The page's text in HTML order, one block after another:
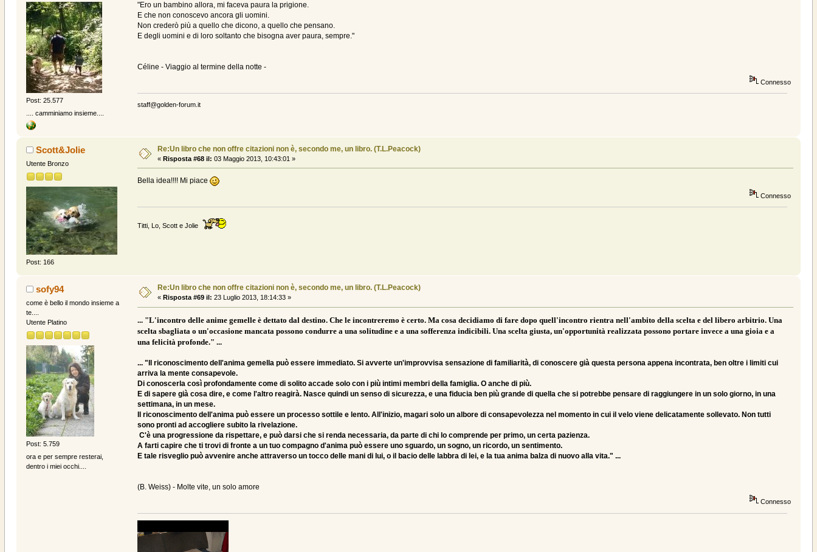
Post: 25.577
.... camminiamo insieme....
"Ero un bambino allora, mi faceva paura la prigione.
E che non conoscevo ancora gli uomini.
Non crederò più a quello che dicono, a quello che pensano.
E degli uomini e di loro soltanto che bisogna aver paura, sempre."
Céline - Viaggio al termine della notte -
Connesso
staff@golden-forum.it
Scott&Jolie
Utente Bronzo
Post: 166
Re:Un libro che non offre citazioni non è, secondo me, un libro. (T.L.Peacock)
« Risposta #68 il: 03 Maggio 2013, 10:43:01 »
Bella idea!!!! Mi piace
Connesso
Titti, Lo, Scott e Jolie
sofy94
come è bello il mondo insieme a
te....
Utente Platino
Post: 5.759
ora e per sempre resterai,
dentro i miei occhi....
Re:Un libro che non offre citazioni non è, secondo me, un libro. (T.L.Peacock)
« Risposta #69 il: 23 Luglio 2013, 18:14:33 »
... "L'incontro delle anime gemelle è dettato dal destino. Che le incontreremo è certo. Ma cosa decidiamo di fare dopo quell'incontro rientra nell'ambito della scelta e del libero arbitrio. Una
scelta sbagliata o un'occasione mancata possono condurre a una solitudine e a una sofferenza indicibili. Una scelta giusta, un'opportunità realizzata possono portare invece a una gioia e a
una felicità profonde." ...
... "Il riconoscimento dell'anima gemella può essere immediato. Si avverte un'improvvisa sensazione di familiarità, di conoscere già questa persona appena incontrata, ben oltre i limiti cui
arriva la mente consapevole.
Di conoscerla così profondamente come di solito accade solo con i più intimi membri della famiglia. O anche di più.
E di sapere già cosa dire, e come l'altro reagirà. Nasce quindi un senso di sicurezza, e una fiducia ben più grande di quella che si potrebbe pensare di raggiungere in un solo giorno, in una
settimana, in un mese.
Il riconoscimento dell'anima può essere un processo sottile e lento. All'inizio, magari solo un albore di consapevolezza nel momento in cui il velo viene delicatamente sollevato. Non tutti
sono pronti ad accogliere subito la rivelazione.
C'è una progressione da rispettare, e può darsi che si renda necessaria, da parte di chi lo comprende per primo, un certa pazienza.
A farti capire che ti trovi di fronte a un tuo compagno d'anima può essere uno sguardo, un sogno, un ricordo, un sentimento.
E tale risveglio può avvenire anche attraverso un tocco delle mani di lui, o il bacio delle labbra di lei, e la tua anima balza di nuovo alla vita." ...
(B. Weiss) - Molte vite, un solo amore
Connesso